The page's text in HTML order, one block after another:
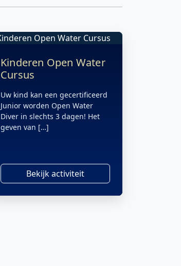
Kinderen Open Water
Cursus
Uw kind kan een gecertificeerd
Junior worden Open Water
Diver in slechts 3 dagen! Het
geven van […]
Bekijk activiteit